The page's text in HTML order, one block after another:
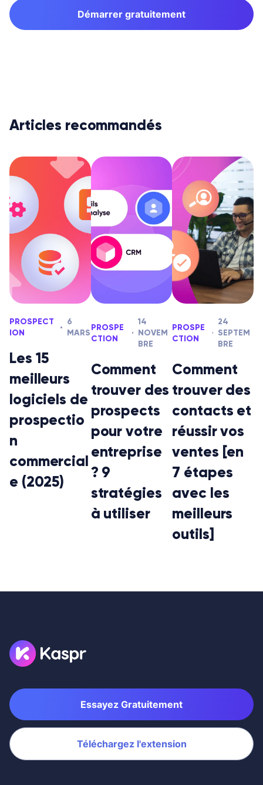
Démarrer gratuitement
Articles recommandés
PROSPECT
ION
6
MARS
Les 15
meilleurs
logiciels de
prospectio
n
commercial
e (2025)
PROSPE
CTION
14
NOVEM
BRE
Comment
trouver des
prospects
pour votre
entreprise
? 9
stratégies
à utiliser
PROSPE
CTION
24
SEPTEM
BRE
Comment
trouver des
contacts et
réussir vos
ventes [en
7 étapes
avec les
meilleurs
outils]
Essayez Gratuitement
Téléchargez l'extension